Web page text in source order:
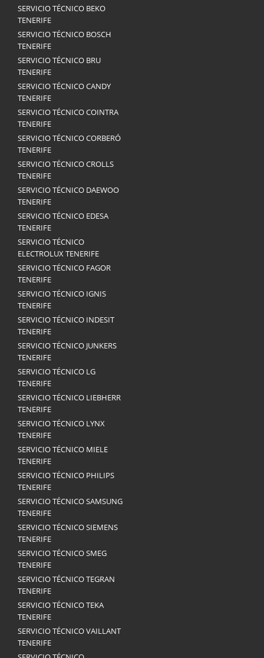
SERVICIO TÉCNICO BEKO
TENERIFE
SERVICIO TÉCNICO BOSCH
TENERIFE
SERVICIO TÉCNICO BRU
TENERIFE
SERVICIO TÉCNICO CANDY
TENERIFE
SERVICIO TÉCNICO COINTRA
TENERIFE
SERVICIO TÉCNICO CORBERÓ
TENERIFE
SERVICIO TÉCNICO CROLLS
TENERIFE
SERVICIO TÉCNICO DAEWOO
TENERIFE
SERVICIO TÉCNICO EDESA
TENERIFE
SERVICIO TÉCNICO
ELECTROLUX TENERIFE
SERVICIO TÉCNICO FAGOR
TENERIFE
SERVICIO TÉCNICO IGNIS
TENERIFE
SERVICIO TÉCNICO INDESIT
TENERIFE
SERVICIO TÉCNICO JUNKERS
TENERIFE
SERVICIO TÉCNICO LG
TENERIFE
SERVICIO TÉCNICO LIEBHERR
TENERIFE
SERVICIO TÉCNICO LYNX
TENERIFE
SERVICIO TÉCNICO MIELE
TENERIFE
SERVICIO TÉCNICO PHILIPS
TENERIFE
SERVICIO TÉCNICO SAMSUNG
TENERIFE
SERVICIO TÉCNICO SIEMENS
TENERIFE
SERVICIO TÉCNICO SMEG
TENERIFE
SERVICIO TÉCNICO TEGRAN
TENERIFE
SERVICIO TÉCNICO TEKA
TENERIFE
SERVICIO TÉCNICO VAILLANT
TENERIFE